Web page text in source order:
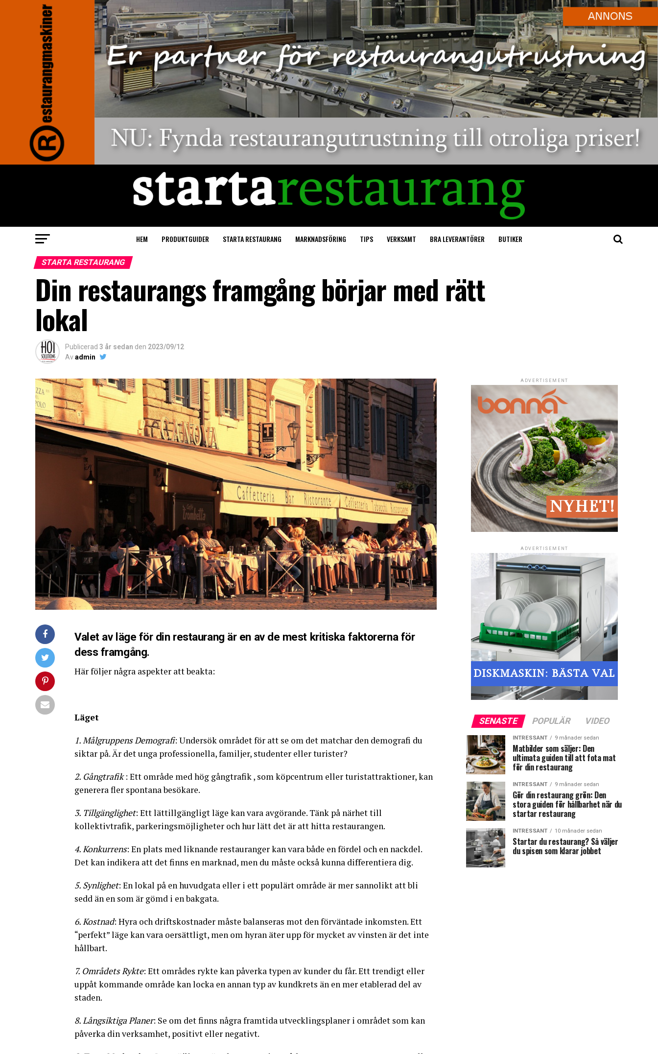
HEM PRODUKTGUIDER STARTA RESTAURANG MARKNADSFÖRING TIPS VERKSAMT BRA LEVERANTÖRER BUTIKER
STARTA RESTAURANG
Din restaurangs framgång börjar med rätt
lokal
Publicerad 3 år sedan den 2023/09/12
Avadmin
Valet av läge för din restaurang är en av de mest kritiska faktorerna för
dess framgång.
Här följer några aspekter att beakta:
Läget
1. Målgruppens Demografi: Undersök området för att se om det matchar den demografi du
siktar på. Är det unga professionella, familjer, studenter eller turister?
2. Gångtrafik: Ett område med hög gångtrafik , som köpcentrum eller turistattraktioner, kan
generera fler spontana besökare.
3. Tillgänglighet: Ett lättillgängligt läge kan vara avgörande. Tänk på närhet till
kollektivtrafik, parkeringsmöjligheter och hur lätt det är att hitta restaurangen.
4. Konkurrens: En plats med liknande restauranger kan vara både en fördel och en nackdel.
Det kan indikera att det finns en marknad, men du måste också kunna differentiera dig.
5. Synlighet: En lokal på en huvudgata eller i ett populärt område är mer sannolikt att bli
sedd än en som är gömd i en bakgata.
6. Kostnad: Hyra och driftskostnader måste balanseras mot den förväntade inkomsten. Ett
“perfekt” läge kan vara oersättligt, men om hyran äter upp för mycket av vinsten är det inte
hållbart.
7. Områdets Rykte: Ett områdes rykte kan påverka typen av kunder du får. Ett trendigt eller
uppåt kommande område kan locka en annan typ av kundkrets än en mer etablerad del av
staden.
8. Långsiktiga Planer: Se om det finns några framtida utvecklingsplaner i området som kan
påverka din verksamhet, positivt eller negativt.
ADVERTISEMENT
ADVERTISEMENT
SENASTE POPULÄR VIDEO
INTRESSANT 9 månader sedan
Matbilder som säljer: Den
ultimata guiden till att fota mat
för din restaurang
INTRESSANT 9 månader sedan
Gör din restaurang grön: Den
stora guiden för hållbarhet när du
startar restaurang
INTRESSANT 10 månader sedan
Startar du restaurang? Så väljer
du spisen som klarar jobbet